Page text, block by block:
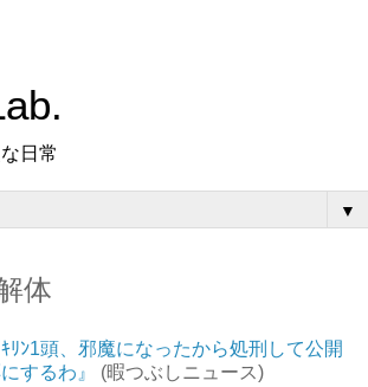
日常
▼
体
ﾘﾝ1頭、邪魔になったから処刑して公開
するわ』
(暇つぶしニュース)